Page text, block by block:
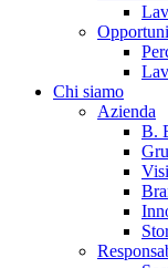
Catalogo
Trova il
Hai domande
Chi siamo
Azienda
B.